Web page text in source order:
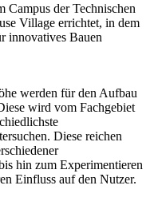
Campus der Technischen
Village errichtet, in dem
innovatives Bauen
werden für den Aufbau
wird vom Fachgebiet
Diese reichen
hin zum Experimentieren
Einfluss auf den Nutzer.